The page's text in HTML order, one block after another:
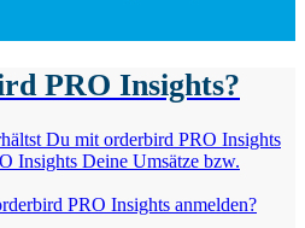
PRO Insights?
Du mit orderbird PRO Insights
Insights Deine Umsätze bzw.
PRO Insights anmelden?